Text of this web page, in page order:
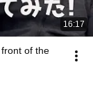
16:17
of the